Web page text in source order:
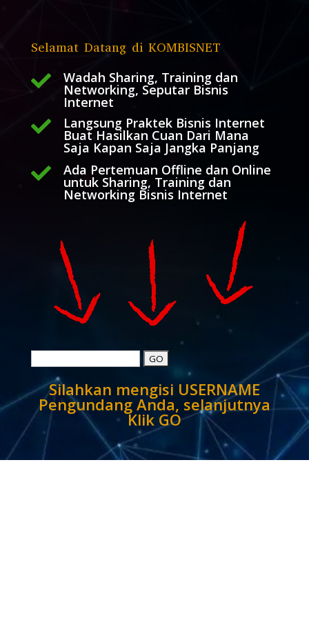
Selamat Datang di KOMBISNET
 Wadah Sharing, Training dan
Networking, Seputar Bisnis
Internet
 Langsung Praktek Bisnis Internet
Buat Hasilkan Cuan Dari Mana
Saja Kapan Saja Jangka Panjang
 Ada Pertemuan Offline dan Online
untuk Sharing, Training dan
Networking Bisnis Internet
https://kombisnet.com/?reg=
Silahkan mengisi USERNAME
Pengundang Anda, selanjutnya
Klik GO